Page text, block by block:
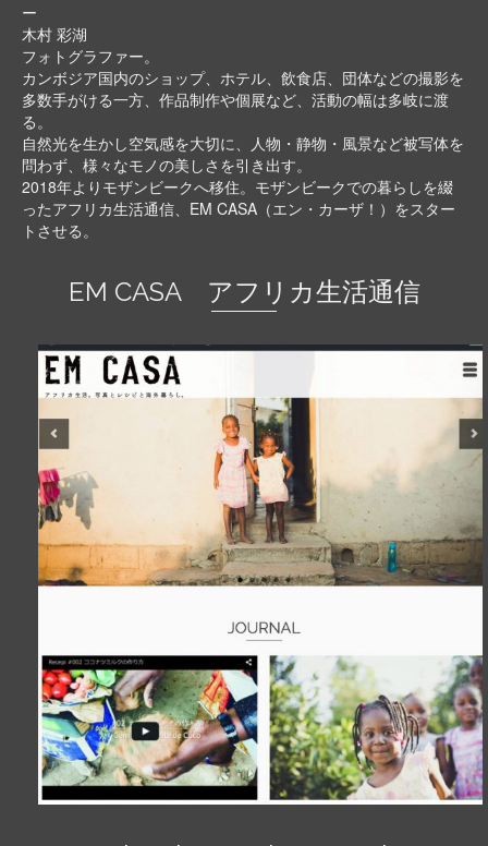
ー
木村 彩湖
フォトグラファー。
カンボジア国内のショップ、ホテル、飲食店、団体などの撮影を
多数手がける一方、作品制作や個展など、活動の幅は多岐に渡
る。
自然光を生かし空気感を大切に、人物・静物・風景など被写体を
問わず、様々なモノの美しさを引き出す。
2018年よりモザンビークへ移住。モザンビークでの暮らしを綴
ったアフリカ生活通信、EM CASA（エン・カーザ！）をスター
トさせる。
EM CASA アフリカ生活通信